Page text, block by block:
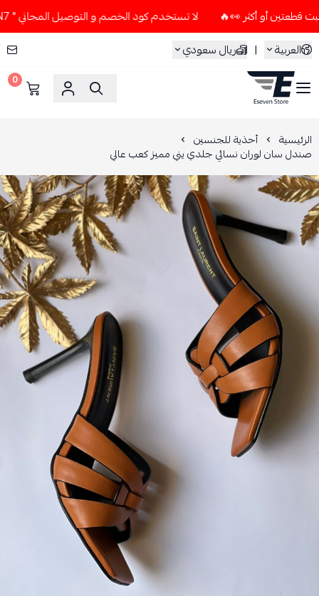
لا تستخدم كود الخصم و التوصيل المجاني " N7 " إلا إذا طلبت قطعتين أو أكثر 👀🔥
العربية
| ريال سعودي
ESEVEN STORE
0
الرئيسية أحذية للجنسين
صندل سان لوران نسائي جلدي يني مميز كعب عالي